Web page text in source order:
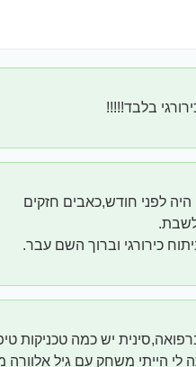
בלבד!!!!!
היה לפני חודש,כאבים חזקים
כירורגי וברוך השם עבר.
יש כמה טכניקות
לי הייתי משחק עם גיל